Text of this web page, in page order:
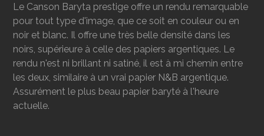
Le Canson Baryta prestige offre un rendu remarquable
pour tout type d'image, que ce soit en couleur ou en
noir et blanc. Il offre une très belle densité dans les
noirs, supérieure à celle des papiers argentiques. Le
rendu n'est ni brillant ni satiné, il est à mi chemin entre
les deux, similaire à un vrai papier N&B argentique.
Assurément le plus beau papier baryté à l'heure
actuelle.